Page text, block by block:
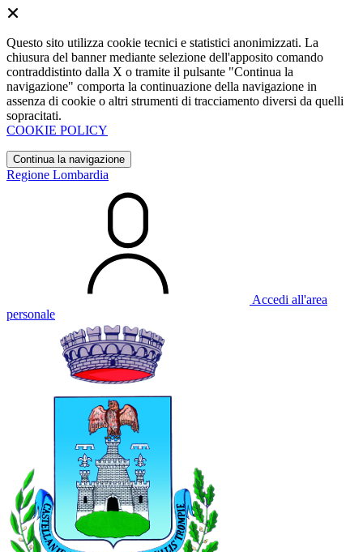
Questo sito utilizza cookie tecnici e statistici anonimizzati. La
chiusura del banner mediante selezione dell'apposito comando
contraddistinto dalla X o tramite il pulsante "Continua la
navigazione" comporta la continuazione della navigazione in
assenza di cookie o altri strumenti di tracciamento diversi da quelli
sopracitati.
COOKIE POLICY
Continua la navigazione
Regione Lombardia
Accedi all'area
personale